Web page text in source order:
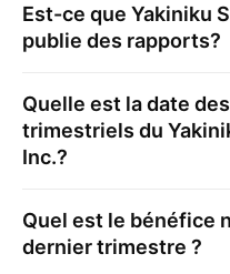
Est-ce que Yakiniku
publie des rapports?
Quelle est la date
trimestriels du
Inc.?
Quel est le bénéfice
dernier trimestre ?